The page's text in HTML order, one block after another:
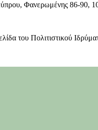
Φανερωμένης 86-90,
του Πολιτιστικού